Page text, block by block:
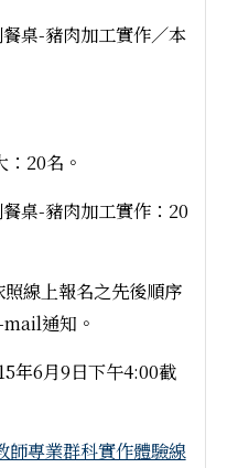
桌-豬肉加工實作／本
20名。
桌-豬肉加工實作：20
線上報名之先後順序
通知。
年6月9日下午4:00截
師專業群科實作體驗線